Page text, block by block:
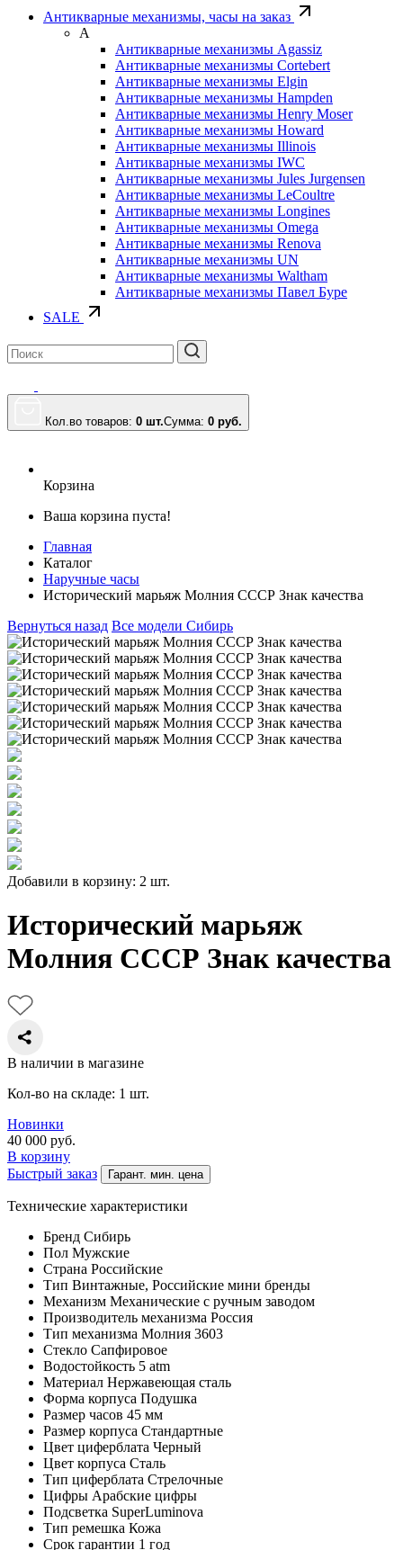
Антикварные механизмы, часы на заказ
А
Антикварные механизмы Agassiz
Антикварные механизмы Cortebert
Антикварные механизмы Elgin
Антикварные механизмы Hampden
Антикварные механизмы Henry Moser
Антикварные механизмы Howard
Антикварные механизмы Illinois
Антикварные механизмы IWC
Антикварные механизмы Jules Jurgensen
Антикварные механизмы LeCoultre
Антикварные механизмы Longines
Антикварные механизмы Omega
Антикварные механизмы Renova
Антикварные механизмы UN
Антикварные механизмы Waltham
Антикварные механизмы Павел Буре
SALE
Кол.во товаров: 0 шт.Сумма: 0 руб.
Корзина
Ваша корзина пуста!
Главная
Каталог
Наручные часы
Исторический марьяж Молния СССР Знак качества
Вернуться назад Все модели Сибирь
Добавили в корзину: 2 шт.
Исторический марьяж
Молния СССР Знак качества
В наличии в магазине
Кол-во на складе: 1 шт.
Новинки
40 000 руб.
В корзину
Быстрый заказ
Гарант. мин. цена
Технические характеристики
Бренд Сибирь
Пол Мужские
Страна Российские
Тип Винтажные, Российские мини бренды
Механизм Механические с ручным заводом
Производитель механизма Россия
Тип механизма Молния 3603
Стекло Сапфировое
Водостойкость 5 atm
Материал Нержавеющая сталь
Форма корпуса Подушка
Размер часов 45 мм
Размер корпуса Стандартные
Цвет циферблата Черный
Цвет корпуса Сталь
Тип циферблата Стрелочные
Цифры Арабские цифры
Подсветка SuperLuminova
Тип ремешка Кожа
Срок гарантии 1 год